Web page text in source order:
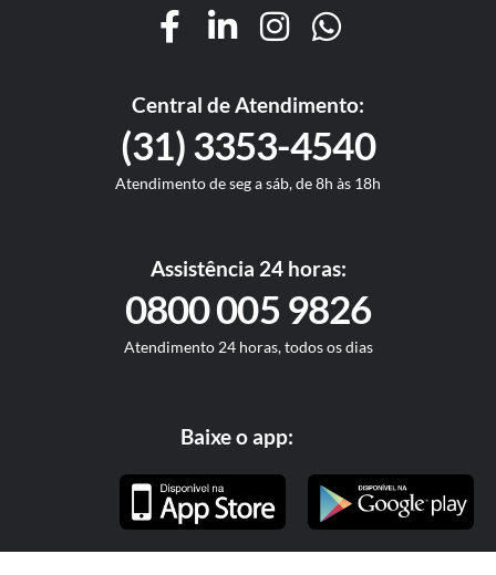
Central de Atendimento:
(31) 3353-4540
Atendimento de seg a sáb, de 8h às 18h
Assistência 24 horas:
0800 005 9826
Atendimento 24 horas, todos os dias
Baixe o app: